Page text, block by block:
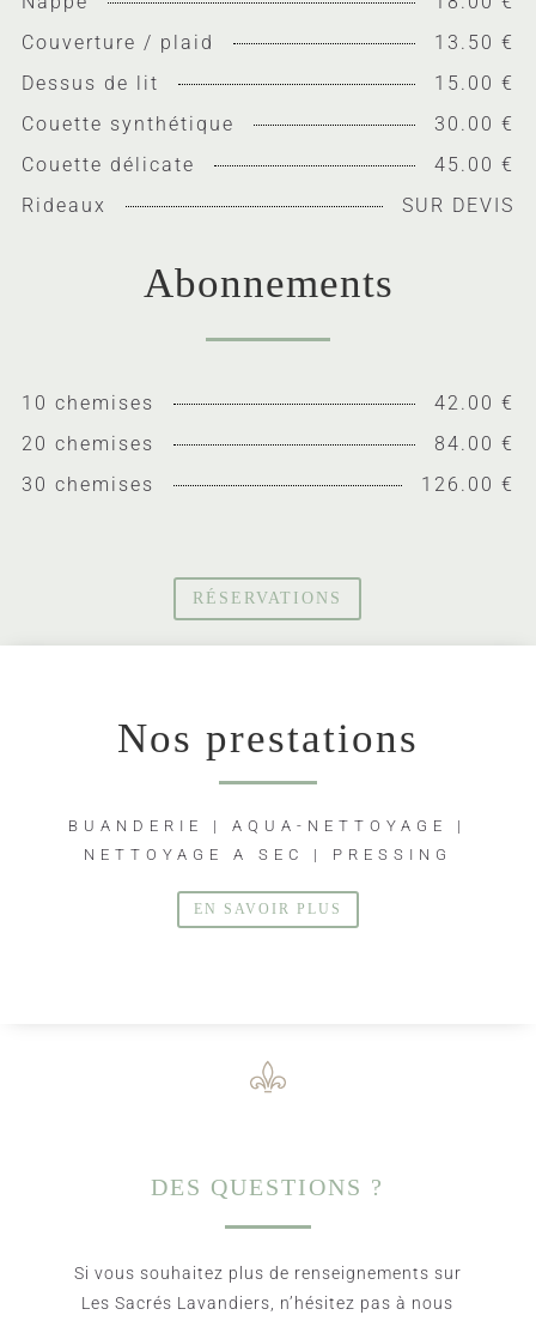
Couverture / plaid
13.50 €
Dessus de lit
15.00 €
Couette synthétique
30.00 €
Couette délicate
45.00 €
Rideaux
SUR DEVIS
Abonnements
10 chemises
42.00 €
20 chemises
84.00 €
30 chemises
126.00 €
RÉSERVATIONS
Nos prestations
BUANDERIE |AQUA-NETTOYAGE
|
NETTOYAGE A SEC
| PRESSING
EN SAVOIR PLUS
DES QUESTIONS ?
Si vous souhaitez plus de renseignements sur
Les Sacrés Lavandiers, n’hésitez pas à nous